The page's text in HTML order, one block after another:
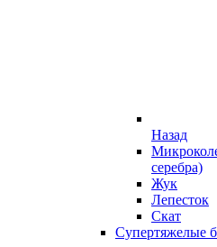
Назад
серебра)
Жук
Лепесток
Скат
Супертяжелые